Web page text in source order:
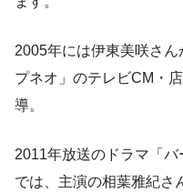
2005年には伊東美咲さ
プネオ」のテレビCM・
導。
2011年放送のドラマ「バ
では、主演の相葉雅紀さ